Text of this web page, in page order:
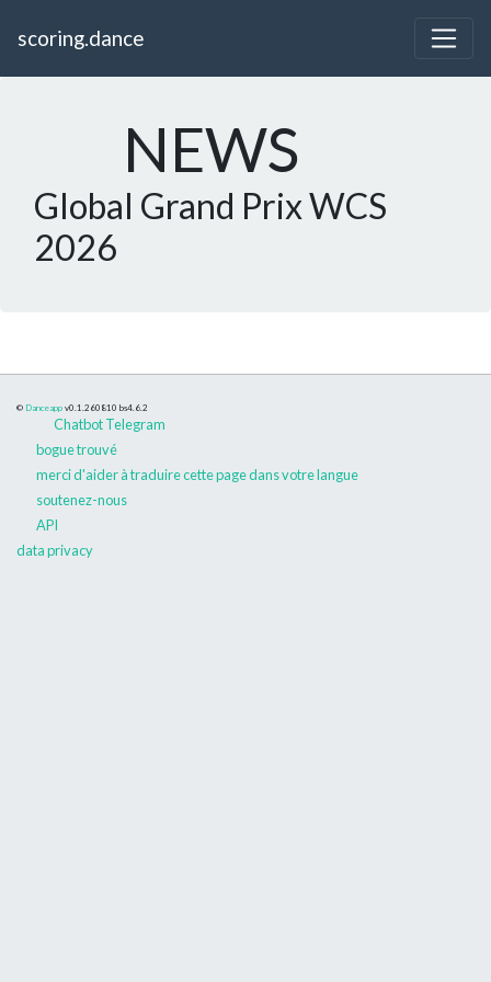
scoring.dance
NEWS
Global Grand Prix WCS
2026
© Danceapp v0.1.260810 bs4.6.2
Chatbot Telegram
bogue trouvé
merci d'aider à traduire cette page dans votre langue
soutenez-nous
API
data privacy